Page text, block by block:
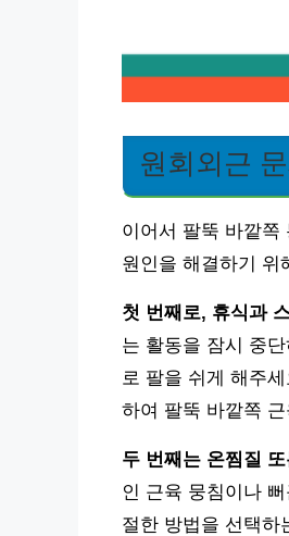
원회외근
이어서 팔뚝 바깥쪽
원인을 해결하기 위
첫 번째로, 휴식과
는 활동을 잠시 중
로 팔을 쉬게 해주
하여 팔뚝 바깥쪽
두 번째는 온찜질
인 근육 뭉침이나
절한 방법을 선택하